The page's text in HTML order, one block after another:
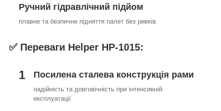
Ручний гідравлічний підйом
плавне та безпечне підняття палет без ривків.
✅ Переваги Helper HP-1015:
1 Посилена сталева конструкція рами
надійність та довговічність при інтенсивній
експлуатації.